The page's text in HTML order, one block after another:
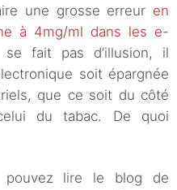
une grosse erreur en
à 4mg/ml dans les e-
fait pas d’illusion, il
soit épargnée
que ce soit du côté
du tabac. De quoi
pouvez lire le blog de